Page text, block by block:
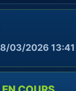
03/2026 13:41